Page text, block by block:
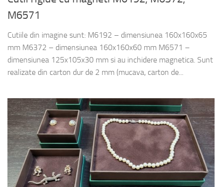
M6571
Cutiile din imagine sunt: M6192 – dimensiunea 160x160x65
mm M6372 – dimensiunea 160x160x60 mm M6571 –
dimensiunea 125x105x30 mm si au inchidere magnetica. Sunt
realizate din carton dur de 2 mm (mucava, carton de...